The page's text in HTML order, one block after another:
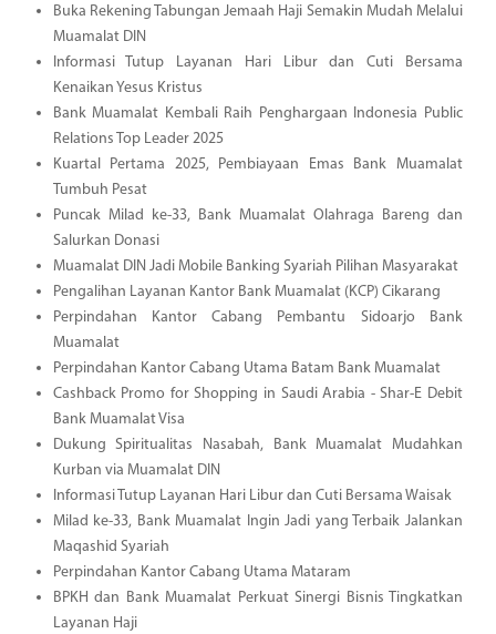
Buka Rekening Tabungan Jemaah Haji Semakin Mudah Melalui
Muamalat DIN
Informasi Tutup Layanan Hari Libur dan Cuti Bersama
Kenaikan Yesus Kristus
Bank Muamalat Kembali Raih Penghargaan Indonesia Public
Relations Top Leader 2025
Kuartal Pertama 2025, Pembiayaan Emas Bank Muamalat
Tumbuh Pesat
Puncak Milad ke-33, Bank Muamalat Olahraga Bareng dan
Salurkan Donasi
Muamalat DIN Jadi Mobile Banking Syariah Pilihan Masyarakat
Pengalihan Layanan Kantor Bank Muamalat (KCP) Cikarang
Perpindahan Kantor Cabang Pembantu Sidoarjo Bank
Muamalat
Perpindahan Kantor Cabang Utama Batam Bank Muamalat
Cashback Promo for Shopping in Saudi Arabia - Shar-E Debit
Bank Muamalat Visa
Dukung Spiritualitas Nasabah, Bank Muamalat Mudahkan
Kurban via Muamalat DIN
Informasi Tutup Layanan Hari Libur dan Cuti Bersama Waisak
Milad ke-33, Bank Muamalat Ingin Jadi yang Terbaik Jalankan
Maqashid Syariah
Perpindahan Kantor Cabang Utama Mataram
BPKH dan Bank Muamalat Perkuat Sinergi Bisnis Tingkatkan
Layanan Haji